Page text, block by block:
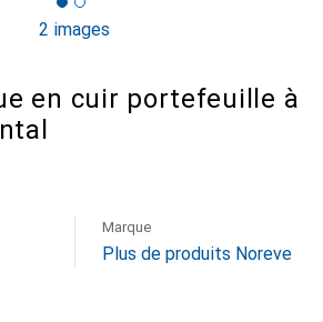
2 images
en cuir portefeuille à
Marque
Plus de produits Noreve